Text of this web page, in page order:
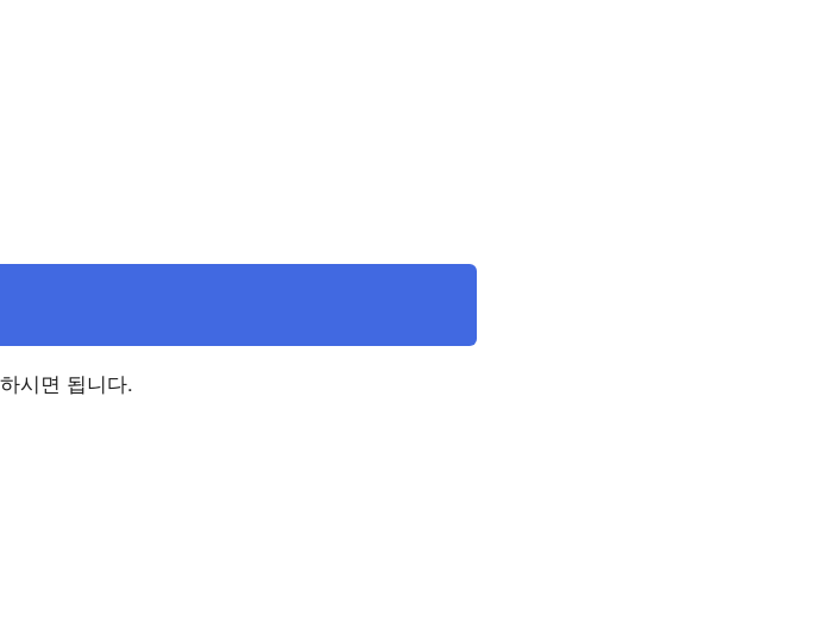
시면 됩니다.